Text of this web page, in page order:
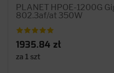
PLANET HPOE-1200G
802.3af/at 350W
1935.84 zł
za 1 szt